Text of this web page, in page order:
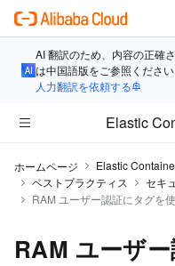
AI 翻訳のため、内容の正確
は中国語版をご参照ください
人力翻訳を依頼する
Elastic
ホームページ Elastic
ベストプラクティス
セキ
RAM ユーザー認証にタグを
RAM ユーザ